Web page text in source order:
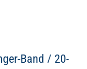
Band / 20-